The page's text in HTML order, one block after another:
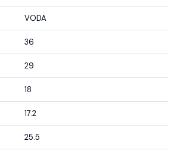
VODA
36
29
18
17.2
25.5